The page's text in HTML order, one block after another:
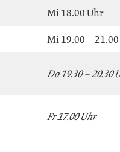
Mi 18.00 Uhr
Mi 19.00 –
Do 19.30 – 20.30
Fr 17.00 Uhr